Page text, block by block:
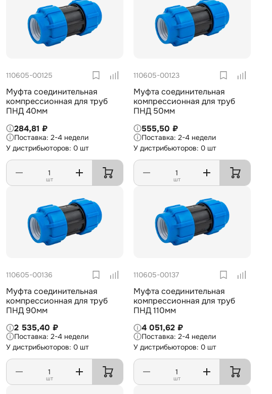
110605-00125
Муфта соединительная
компрессионная для труб
ПНД 40мм
284,81 ₽
2-4 недели
У дистрибьюторов: 0 шт
шт
110605-00123
Муфта соединительная
компрессионная для труб
ПНД 50мм
555,50 ₽
2-4 недели
У дистрибьюторов: 0 шт
шт
110605-00136
Муфта соединительная
компрессионная для труб
ПНД 90мм
2 535,40 ₽
2-4 недели
У дистрибьюторов: 0 шт
шт
110605-00137
Муфта соединительная
компрессионная для труб
ПНД 110мм
4 051,62 ₽
2-4 недели
У дистрибьюторов: 0 шт
шт